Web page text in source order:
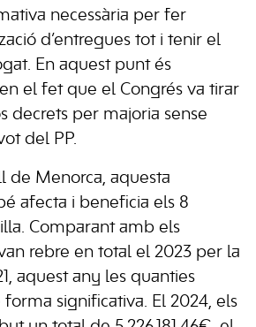
necessària per fer
d’entregues tot i tenir el
En aquest punt és
el fet que el Congrés va tirar
decrets per majoria sense
del PP.
de Menorca, aquesta
afecta i beneficia els 8
Comparant amb els
rebre en total el 2023 per la
aquest any les quanties
forma significativa. El 2024, els